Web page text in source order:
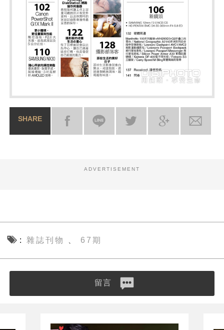
SHARE
ADVERTISEMENT
雜誌刊物 、 67期
留言